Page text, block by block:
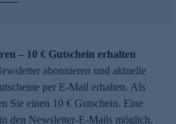
– 10 € Gutschein erhalten
abonnieren und aktuelle
per E-Mail erhalten. Als
Sie einen 10 € Gutschein. Eine
den Newsletter-E-Mails möglich.